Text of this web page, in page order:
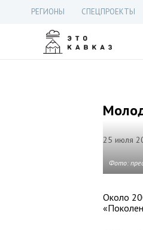
РЕГИОНЫ СПЕЦПРОЕКТЫ
25 июля
Фото:
Около